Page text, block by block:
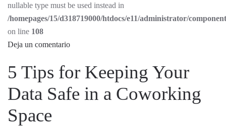
nullable type must be used instead in
/homepages/15/d318719000/htdocs/e11/administrator/
on line 108
Deja un comentario
5 Tips for Keeping Your
Data Safe in a Coworking
Space